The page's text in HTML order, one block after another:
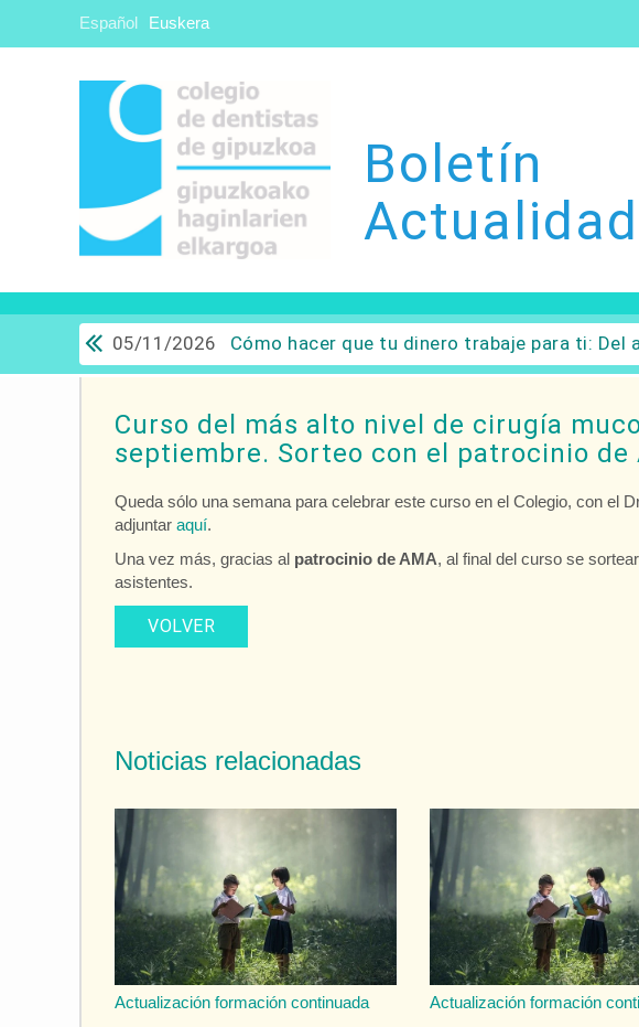
Español Euskera
Boletín
05/11/2026 Cómo hacer que tu dinero trabaje para ti: Del ahorro a la inversión con sentido
Curso del más alto nivel de cirugía
septiembre. Sorteo con el patrocinio de
Queda sólo una semana para celebrar este curso en el Colegio, con el
adjuntar aquí.
Una vez más, gracias al patrocinio de AMA, al final del curso se
asistentes.
VOLVER
Noticias relacionadas
Actualización formación continuada Actualización formación